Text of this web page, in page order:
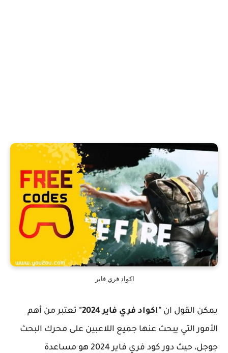
اكواد فري فاير
يمكن القول ان "اكواد فري فاير 2024"
تعتبر من أهم
الأمور التي يبحث عنها جميع اللاعبين على محرك البحث
جوجل، حيث دور كود فري فاير 2024 هو مساعدة